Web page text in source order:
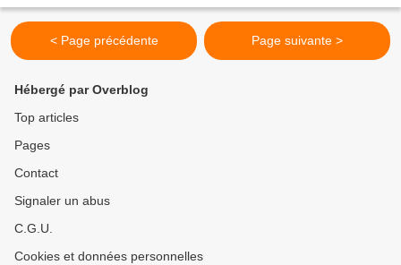
< Page précédente Page suivante >
Hébergé par Overblog
Top articles
Pages
Contact
Signaler un abus
C.G.U.
Cookies et données personnelles